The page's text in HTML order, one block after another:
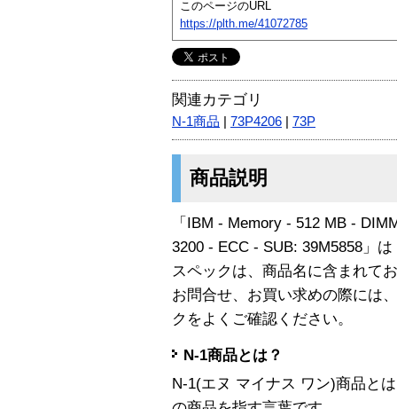
このページのURL
https://plth.me/41072785
関連カテゴリ
N-1商品 73P4206 73P
商品説明
「IBM - Memory - 512 MB -
3200 - ECC - SUB: 39M5858」
スペックは、商品名に含まれて
お問合せ、お買い求めの際には
クをよくご確認ください。
N-1商品とは？
N-1(エヌ マイナス ワン)商品と